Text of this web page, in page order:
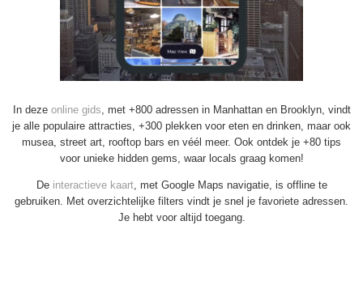
In deze online gids, met +800 adressen in Manhattan en Brooklyn, vindt
je alle populaire attracties, +300 plekken voor eten en drinken, maar ook
musea, street art, rooftop bars en véél meer. Ook ontdek je +80 tips
voor unieke hidden gems, waar locals graag komen!
De interactieve kaart, met Google Maps navigatie, is offline te
gebruiken. Met overzichtelijke filters vindt je snel je favoriete adressen.
Je hebt voor altijd toegang.